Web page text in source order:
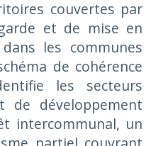
couvertes par
et de mise en
les communes
de cohérence
les secteurs
de développement
intercommunal, un